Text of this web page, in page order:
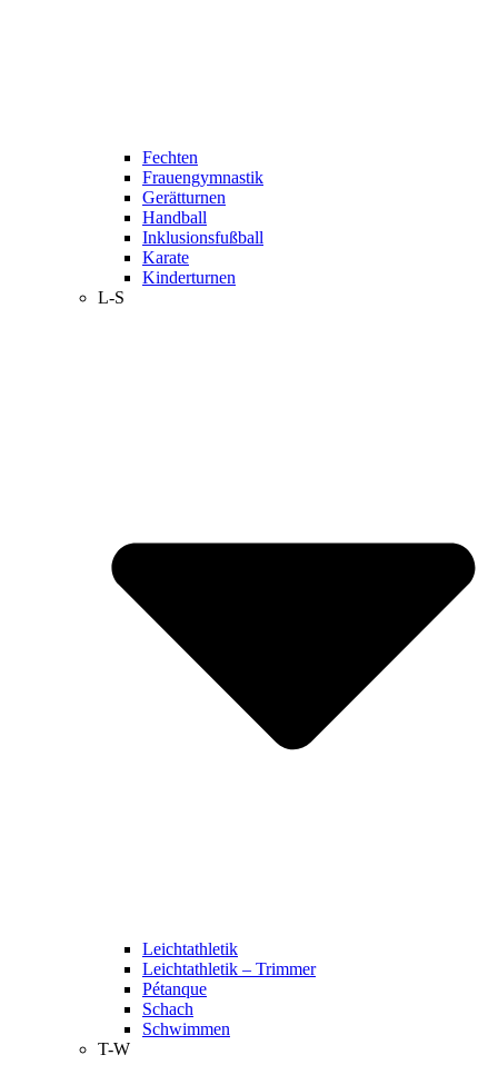
Fechten
Frauengymnastik
Gerätturnen
Handball
Inklusionsfußball
Karate
Kinderturnen
L-S
Leichtathletik
Leichtathletik – Trimmer
Pétanque
Schach
Schwimmen
T-W